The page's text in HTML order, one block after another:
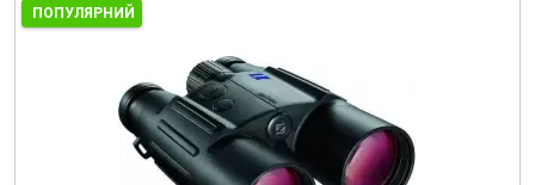
ПОПУЛЯРНИЙ